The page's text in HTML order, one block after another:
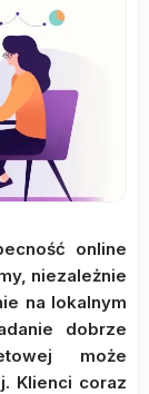
online
niezależnie
na lokalnym
dobrze
może
Klienci coraz